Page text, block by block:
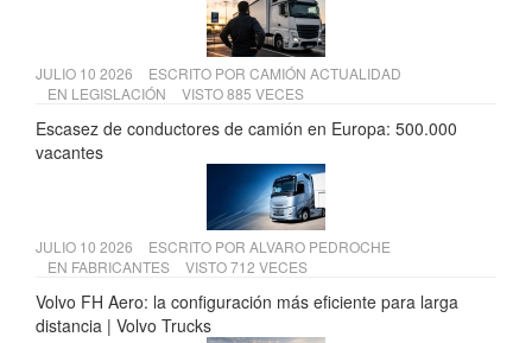
JULIO 10 2026 ESCRITO POR CAMIÓN ACTUALIDAD
EN LEGISLACIÓN VISTO 885 VECES
Escasez de conductores de camión en Europa: 500.000
vacantes
JULIO 10 2026 ESCRITO POR ALVARO PEDROCHE
EN FABRICANTES VISTO 712 VECES
Volvo FH Aero: la configuración más eficiente para larga
distancia | Volvo Trucks